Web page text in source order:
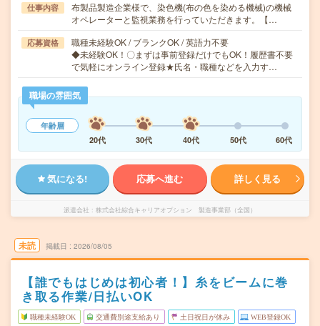
仕事内容
布製品製造企業様で、染色機(布の色を染める機械)の機械
オペレーターと監視業務を行っていただきます。【…
応募資格
職種未経験OK / ブランクOK / 英語力不要
◆未経験OK！〇まずは事前登録だけでもOK！履歴書不要
で気軽にオンライン登録★氏名・職種などを入力す…
職場の雰囲気
年齢層
20代
30代 40代 50代 60代
気になる! 応募へ進む 詳しく見る
派遣会社 株式会社綜合キャリアオプション 製造事業部（全国）
未読 掲載日 2026/08/05
【誰でもはじめは初心者！】糸をビームに巻
き取る作業/日払いOK
職種未経験OK 交通費別途支給あり 土日祝日が休み WEB登録OK